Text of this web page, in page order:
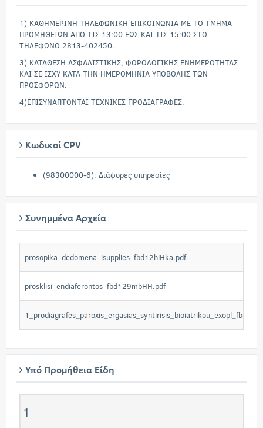
1) ΚΑΘΗΜΕΡΙΝΗ ΤΗΛΕΦΩΝΙΚΗ ΕΠΙΚΟΙΝΩΝΙΑ ΜΕ ΤΟ ΤΜΗΜΑ
ΠΡΟΜΗΘΕΙΩΝ ΑΠΟ ΤΙΣ 13:00 ΕΩΣ ΚΑΙ ΤΙΣ 15:00 ΣΤΟ
ΤΗΛΕΦΩΝΟ 2813-402450.
3) ΚΑΤΑΘΕΣΗ ΑΣΦΑΛΙΣΤΙΚΗΣ, ΦΟΡΟΛΟΓΙΚΗΣ ΕΝΗΜΕΡΟΤΗΤΑΣ
ΚΑΙ ΣΕ ΙΣΧΥ ΚΑΤΑ ΤΗΝ ΗΜΕΡΟΜΗΝΙΑ ΥΠΟΒΟΛΗΣ ΤΩΝ
ΠΡΟΣΦΟΡΩΝ.
4)ΕΠΙΣΥΝΑΠΤΟΝΤΑΙ ΤΕΧΝΙΚΕΣ ΠΡΟΔΙΑΓΡΑΦΕΣ.
Κωδικοί CPV
(98300000-6): Διάφορες υπηρεσίες
Συνημμένα Αρχεία
prosopika_dedomena_isupplies_fbd12hiHka.pdf
prosklisi_endiaferontos_fbd129mbHH.pdf
Υπό Προμήθεια Είδη
1